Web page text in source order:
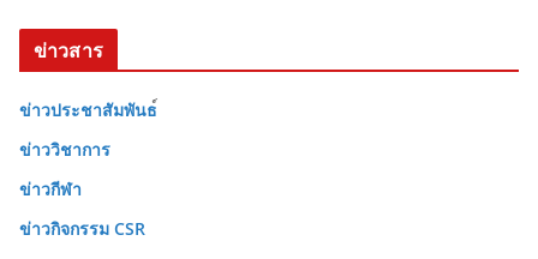
ข่าวสาร
ข่าวประชาสัมพันธ
ข่าววิชาการ
ข่าวกีฬา
ข่าวกิจกรรม CSR